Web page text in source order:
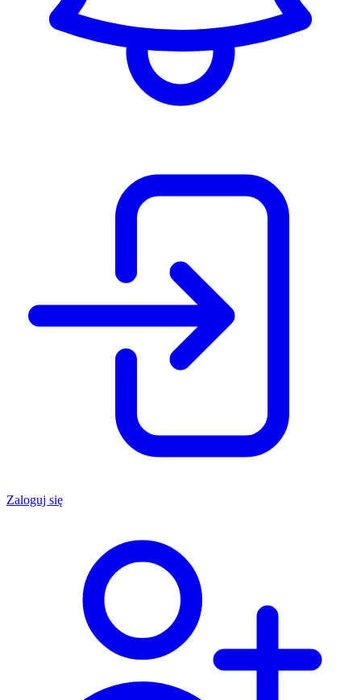
Zaloguj się